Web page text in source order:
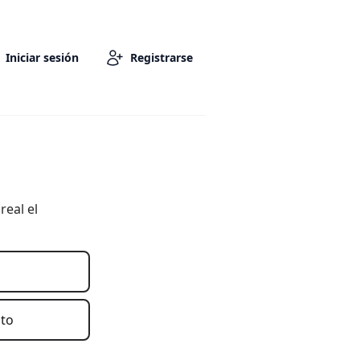
Iniciar sesión Registrarse
el